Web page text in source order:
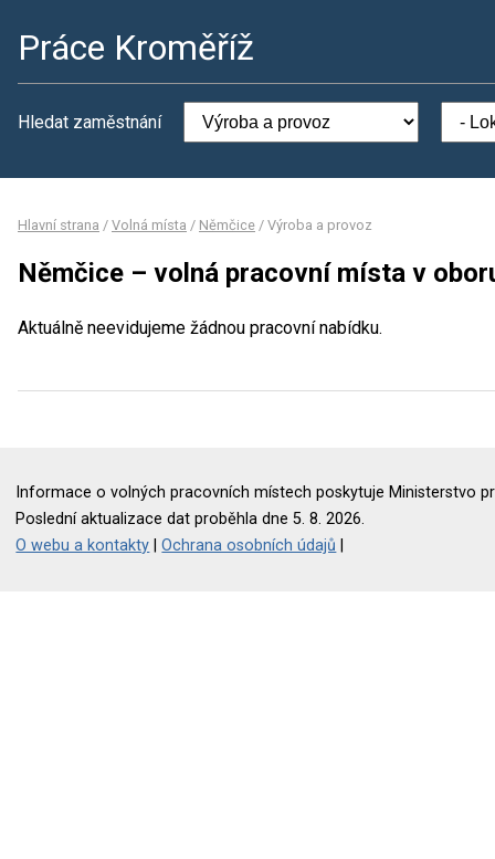
Práce Kroměříž
Hledat zaměstnání
Hlavní strana / Volná místa / Němčice / Výroba a provoz
Němčice – volná pracovní místa v
Aktuálně neevidujeme žádnou pracovní nabídku.
Informace o volných pracovních místech poskytuje Ministerstvo
Poslední aktualizace dat proběhla dne 5. 8. 2026.
O webu a kontakty |Ochrana osobních údajů